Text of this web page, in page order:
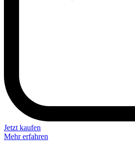
Jetzt kaufen
Mehr erfahren